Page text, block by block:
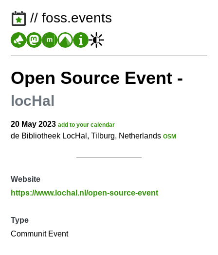
// foss.events
Open Source Event -
locHal
20 May 2023add to your calendar
de Bibliotheek LocHal, Tilburg, NetherlandsOSM
Website
https://www.lochal.nl/open-source-event
Type
Communit Event